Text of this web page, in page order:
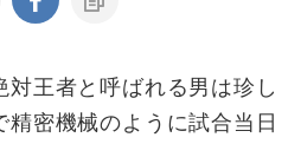
王者と呼ばれる男は珍し
精密機械のように試合当日